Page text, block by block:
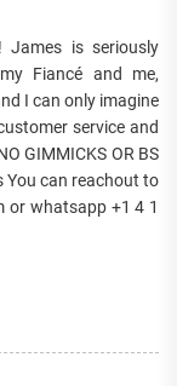
James is seriously
Fiancé and me,
I can only imagine
service and
GIMMICKS OR BS
You can reachout to
or whatsapp +1 4 1